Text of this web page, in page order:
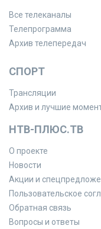
Все телеканалы
Телепрограмма
Архив телепередач
СПОРТ
Трансляции
Архив и лучшие
НТВ-ПЛЮС.ТВ
О проекте
Новости
Акции и
Пользовательское
Обратная связь
Вопросы и ответы